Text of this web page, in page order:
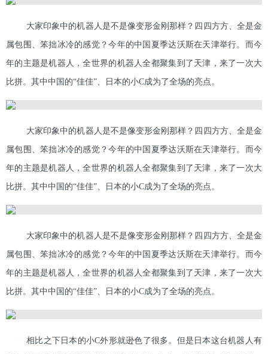
大家印象中的机器人是不是像变形金刚那样？四四方方、全是金
属包围、笨拙冰冷的感觉？今年的中国夏季达沃斯在天津举行。而今
年的主题是机器人，全世界的机器人全都聚集到了天津，来了一次大
比拼。其中中国的“佳佳”、日本的小C成为了全场的亮点。
大家印象中的机器人是不是像变形金刚那样？四四方方、全是金
属包围、笨拙冰冷的感觉？今年的中国夏季达沃斯在天津举行。而今
年的主题是机器人，全世界的机器人全都聚集到了天津，来了一次大
比拼。其中中国的“佳佳”、日本的小C成为了全场的亮点。
大家印象中的机器人是不是像变形金刚那样？四四方方、全是金
属包围、笨拙冰冷的感觉？今年的中国夏季达沃斯在天津举行。而今
年的主题是机器人，全世界的机器人全都聚集到了天津，来了一次大
比拼。其中中国的“佳佳”、日本的小C成为了全场的亮点。
相比之下日本的小C外形就逊色了很多。但是日本这台机器人有